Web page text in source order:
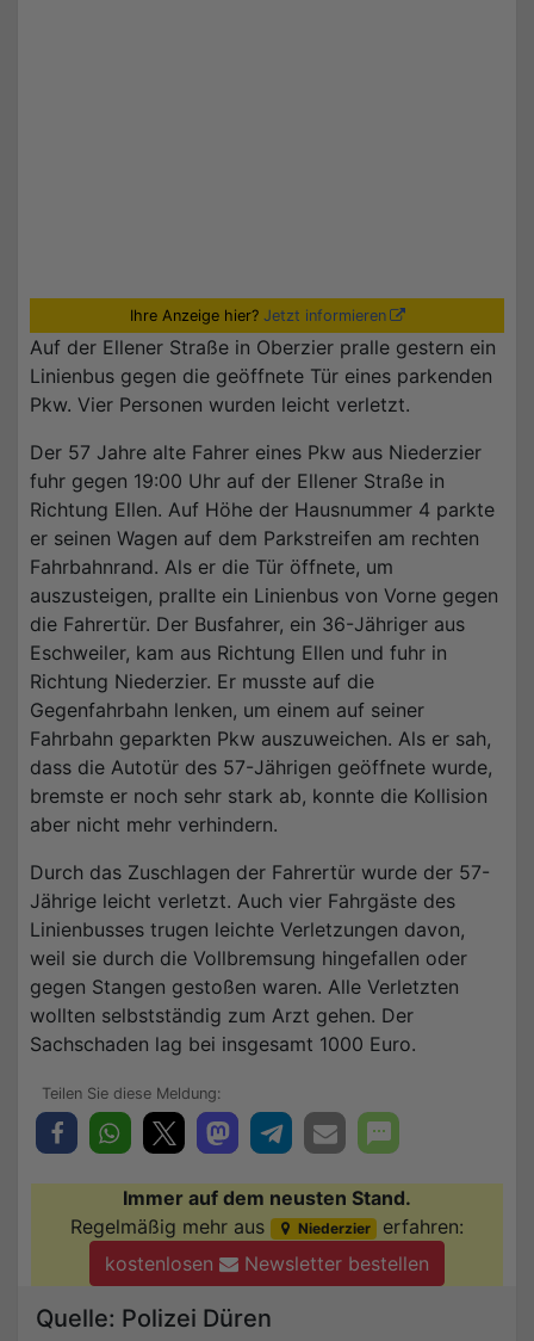
Ihre Anzeige hier? Jetzt informieren
Auf der Ellener Straße in Oberzier pralle gestern ein
Linienbus gegen die geöffnete Tür eines parkenden
Pkw. Vier Personen wurden leicht verletzt.
Der 57 Jahre alte Fahrer eines Pkw aus Niederzier
fuhr gegen 19:00 Uhr auf der Ellener Straße in
Richtung Ellen. Auf Höhe der Hausnummer 4 parkte
er seinen Wagen auf dem Parkstreifen am rechten
Fahrbahnrand. Als er die Tür öffnete, um
auszusteigen, prallte ein Linienbus von Vorne gegen
die Fahrertür. Der Busfahrer, ein 36-Jähriger aus
Eschweiler, kam aus Richtung Ellen und fuhr in
Richtung Niederzier. Er musste auf die
Gegenfahrbahn lenken, um einem auf seiner
Fahrbahn geparkten Pkw auszuweichen. Als er sah,
dass die Autotür des 57-Jährigen geöffnete wurde,
bremste er noch sehr stark ab, konnte die Kollision
aber nicht mehr verhindern.
Durch das Zuschlagen der Fahrertür wurde der 57-
Jährige leicht verletzt. Auch vier Fahrgäste des
Linienbusses trugen leichte Verletzungen davon,
weil sie durch die Vollbremsung hingefallen oder
gegen Stangen gestoßen waren. Alle Verletzten
wollten selbstständig zum Arzt gehen. Der
Sachschaden lag bei insgesamt 1000 Euro.
Immer auf dem neusten Stand.
Regelmäßig mehr aus
Niederzier
erfahren:
kostenlosen
Newsletter bestellen
Quelle: Polizei Düren